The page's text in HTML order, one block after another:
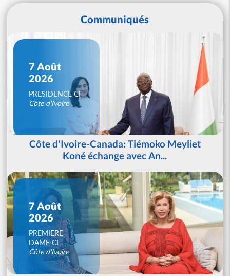
Communiqués
7 Août
2026
PRESIDENCE CI
Côte d'Ivoire
Côte d'Ivoire-Canada: Tiémoko Meyliet
Koné échange avec An...
7 Août
2026
PREMIERE
DAME CI
Côte d'Ivoire